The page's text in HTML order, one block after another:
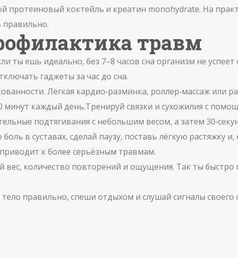
протеиновый коктейль и креатин monohydrate. На
правильно.
травм
ешь идеально, без 7–8 часов сна организм не
гаджеты за час до сна.
Лёгкая кардио‑разминка, роллер‑массаж или
минут каждый день.Тренируй связки и сухожилия с
подтягивания с небольшим весом, а затем
в суставах, сделай паузу, поставь лёгкую растяжку и,
к более серьёзным травмам.
количество повторений и ощущения. Так ты быстро
правильно, спеши отдыхом и слушай сигналы своего